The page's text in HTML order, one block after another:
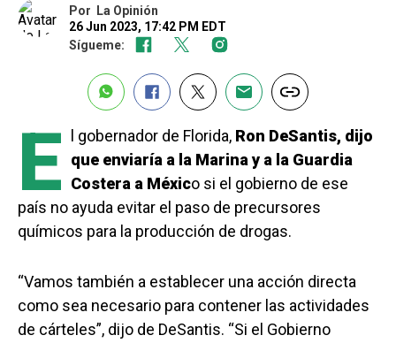
Por
La Opinión
26 Jun 2023, 17:42 PM EDT
Sígueme:
E l gobernador de Florida, Ron DeSantis, dijo
que enviaría a la Marina y a la Guardia
Costera a México si el gobierno de ese
país no ayuda evitar el paso de precursores
químicos para la producción de drogas.
“Vamos también a establecer una acción directa
como sea necesario para contener las actividades
de cárteles”, dijo de DeSantis. “Si el Gobierno